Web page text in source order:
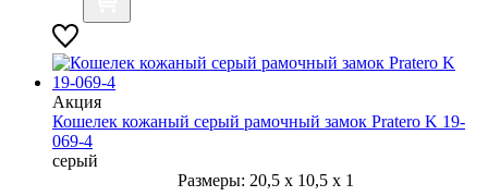
Акция
Кошелек кожаный серый рамочный замок Pratero K 19-
069-4
серый
Размеры: 20,5 x 10,5 x 1